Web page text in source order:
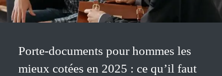
Porte-documents pour hommes les
mieux cotées en 2025 : ce qu’il faut